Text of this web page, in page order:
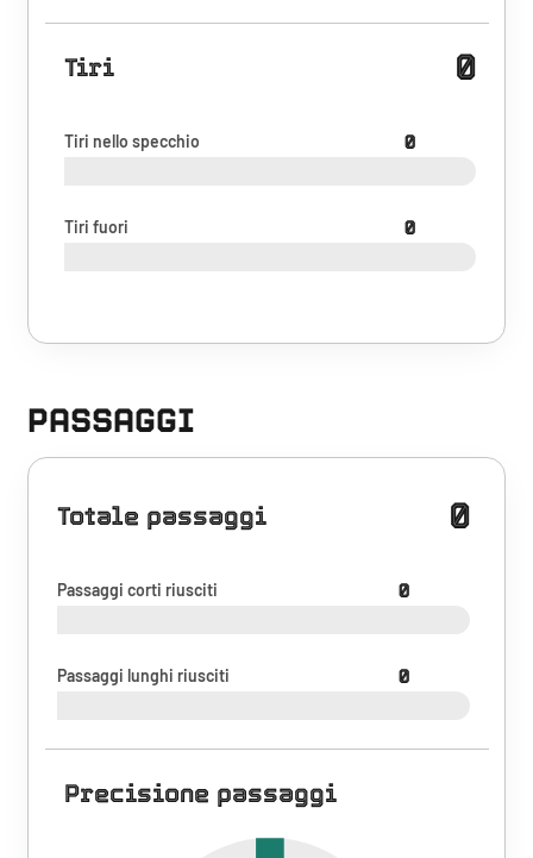
Tiri 0
Tiri nello specchio 0
Tiri fuori 0
PASSAGGI
Totale passaggi 0
Passaggi corti riusciti 0
Passaggi lunghi riusciti 0
Precisione passaggi